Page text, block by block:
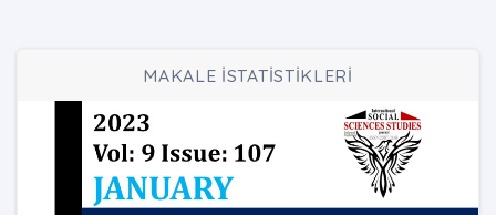
MAKALE İSTATİSTİKLERİ